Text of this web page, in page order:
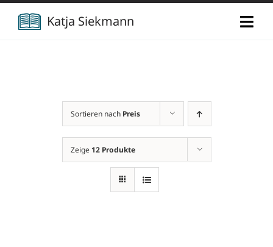
Zum
Inhalt
Katja Siekmann
Über mich
Berufliche Vita
Verlag
Sortieren nach Preis
Zeige 12 Produkte